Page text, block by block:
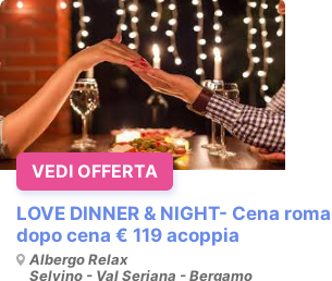
LOVE DINNER & NIGHT- Cena
dopo cena € 119 acoppia
Albergo Relax
Selvino - Val Seriana - Bergamo
VEDI OFFERTA